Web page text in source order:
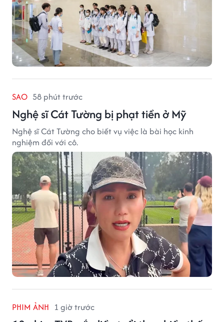
SAO 58 phút trước
Nghệ sĩ Cát Tường bị phạt tiền ở Mỹ
Nghệ sĩ Cát Tường cho biết vụ việc là bài học kinh
nghiệm đối với cô.
PHIM ẢNH 1 giờ trước